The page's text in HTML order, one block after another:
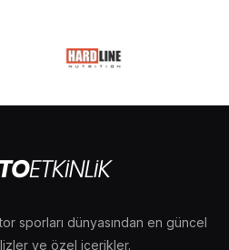
sporları dünyasından en güncel
ve özel içerikler.